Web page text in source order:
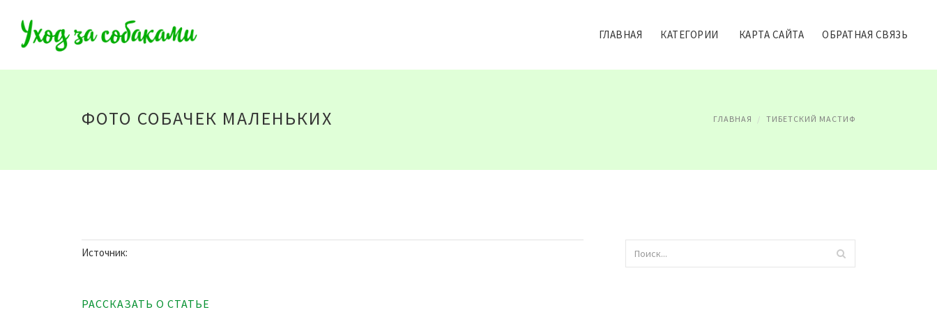
ГЛАВНАЯ КАТЕГОРИИ КАРТА САЙТА ОБРАТНАЯ СВЯЗЬ
ФОТО СОБАЧЕК МАЛЕНЬКИХ ГЛАВНАЯ ТИБЕТСКИЙ МАСТИФ
Источник:
РАССКАЗАТЬ О СТАТЬЕ